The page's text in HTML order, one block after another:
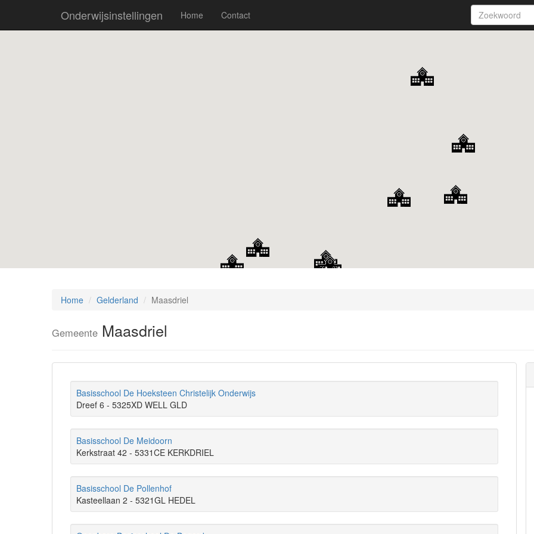
Onderwijsinstellingen Home Contact
Home Gelderland Maasdriel
Gemeente Maasdriel
Basisschool De Hoeksteen Christelijk Onderwijs
Dreef 6 - 5325XD WELL GLD
Basisschool De Meidoorn
Kerkstraat 42 - 5331CE KERKDRIEL
Basisschool De Pollenhof
Kasteellaan 2 - 5321GL HEDEL